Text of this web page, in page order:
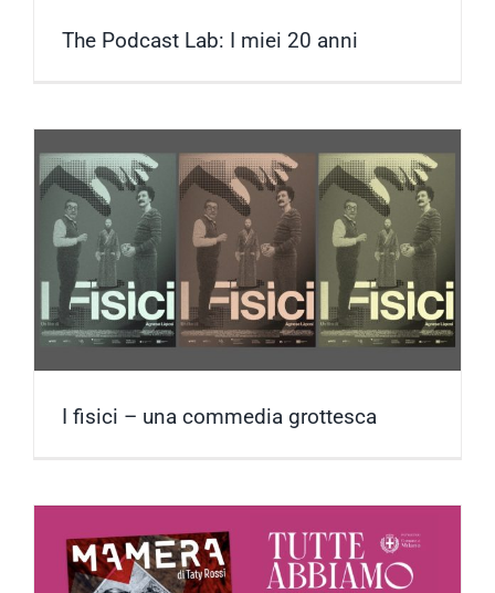
The Podcast Lab: I miei 20 anni
I fisici – una commedia grottesca